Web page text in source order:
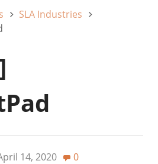
SLA Industries
14, 2020 0